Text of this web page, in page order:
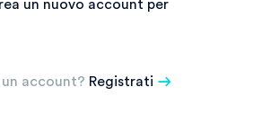
un nuovo account per
un account? Registrati